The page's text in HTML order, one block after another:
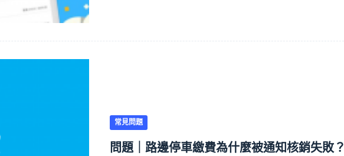
常見問題
問題｜路邊停車繳費為什麼被通知核銷失敗